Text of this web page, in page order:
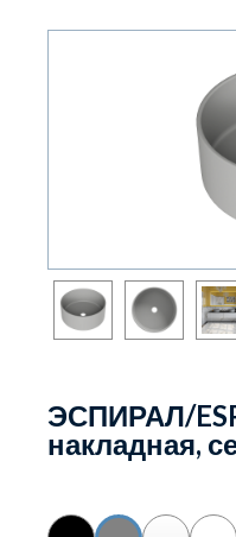
ЭСПИРАЛ/
накладная,